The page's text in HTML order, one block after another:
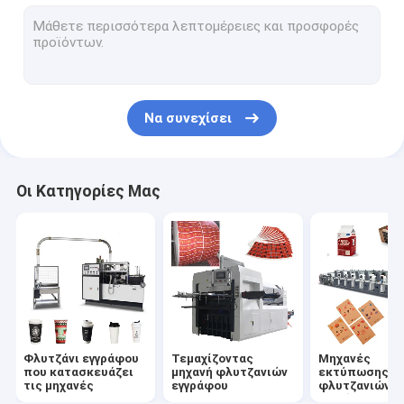
Μηχανή κατασκευής τσαντών εγγράφου
Πιάτο εγγράφου που κατασκευάζει τις μηχανές
Έγγραφο που σκίζει τις μηχανές
Μηχανή καπακιών φλυτζανιών
Πρώτη ύλη φλυτζανιών εγγράφου
Να συνεχίσει
Οι Κατηγορίες Μας
Φλυτζάνι εγγράφου
που κατασκευάζει
τις μηχανές
Τεμαχίζοντας
μηχανή φλυτζανιών
εγγράφου
Μηχανές
εκτύπωσης
φλυτζανιών